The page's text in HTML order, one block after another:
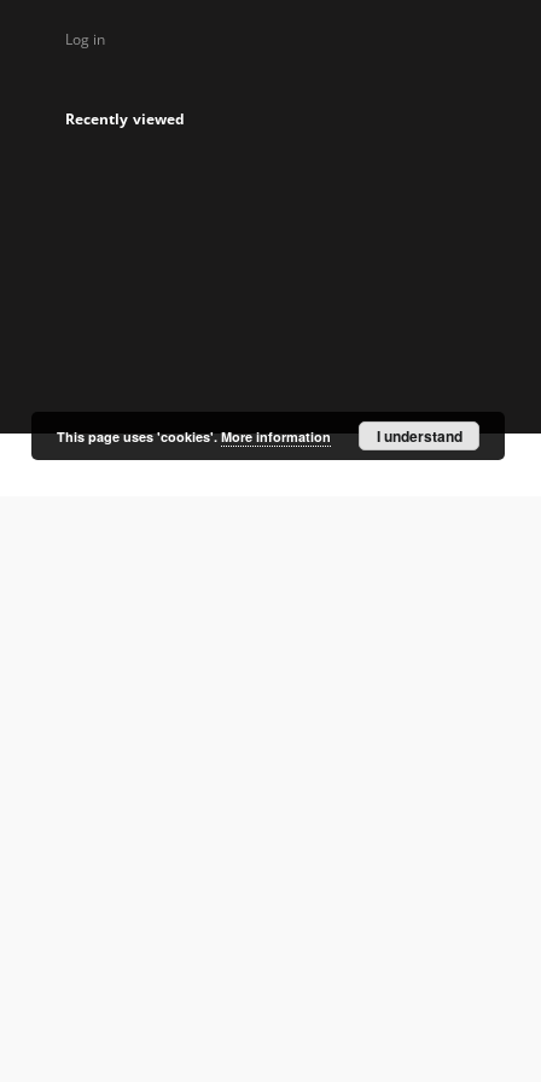
Log in
Recently viewed
This page uses 'cookies'.More information I understand